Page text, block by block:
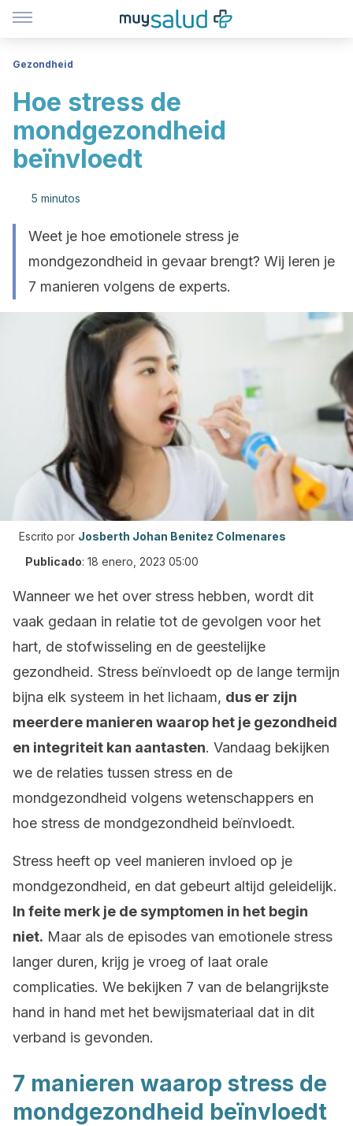
Gezondheid
Hoe stress de
mondgezondheid
beïnvloedt
5 minutos
Weet je hoe emotionele stress je
mondgezondheid in gevaar brengt? Wij leren je
7 manieren volgens de experts.
Escrito por Josberth Johan Benitez Colmenares
Publicado: 18 enero, 2023 05:00
Wanneer we het over stress hebben, wordt dit
vaak gedaan in relatie tot de gevolgen voor het
hart, de stofwisseling en de geestelijke
gezondheid. Stress beïnvloedt op de lange termijn
bijna elk systeem in het lichaam, dus er zijn
meerdere manieren waarop het je gezondheid
en integriteit kan aantasten. Vandaag bekijken
we de relaties tussen stress en de
mondgezondheid volgens wetenschappers en
hoe stress de mondgezondheid beïnvloedt.
Stress heeft op veel manieren invloed op je
mondgezondheid, en dat gebeurt altijd geleidelijk.
In feite merk je de symptomen in het begin
niet. Maar als de episodes van emotionele stress
langer duren, krijg je vroeg of laat orale
complicaties. We bekijken 7 van de belangrijkste
hand in hand met het bewijsmateriaal dat in dit
verband is gevonden.
7 manieren waarop stress de
mondgezondheid beïnvloedt